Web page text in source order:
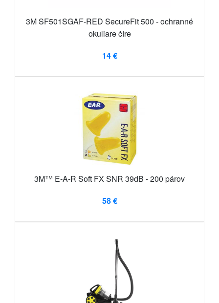
3M SF501SGAF-RED SecureFit 500 - ochranné
okuliare číre
14 €
3M™ E-A-R Soft FX SNR 39dB - 200 párov
58 €